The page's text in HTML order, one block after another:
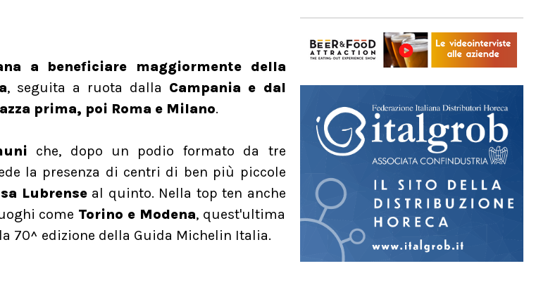
a beneficiare maggiormente della
, seguita a ruota dalla Campania e dal
prima, poi Roma e Milano.
che, dopo un podio formato da tre
la presenza di centri di ben più piccole
Lubrense al quinto. Nella top ten anche
come Torino e Modena, quest'ultima
70^ edizione della Guida Michelin Italia.